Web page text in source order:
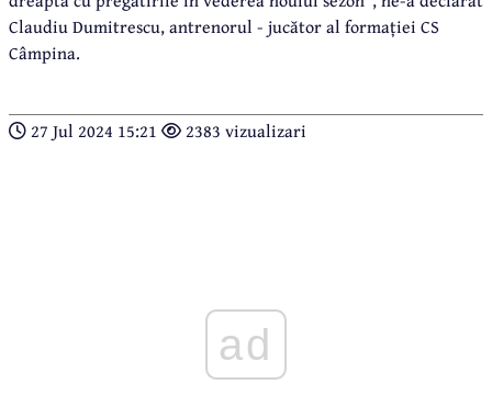
Claudiu Dumitrescu, antrenorul - jucător al formației CS
Câmpina.
27 Jul 2024 15:21 2383 vizualizari
ad